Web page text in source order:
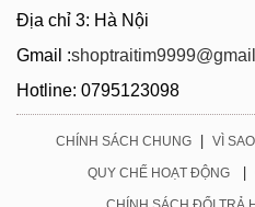
Địa chỉ 3: Hà Nội
Gmail :
Hotline: 0795123098
CHÍNH SÁCH CHUNG | VÌ
QUY CHẾ HOẠT ĐỘNG |